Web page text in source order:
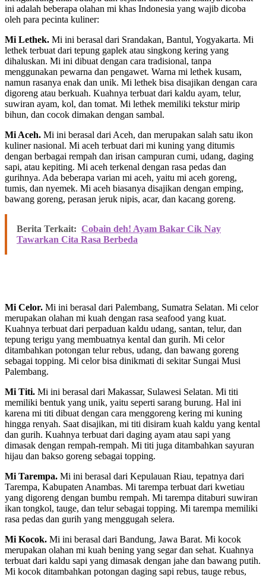
ini adalah beberapa olahan mi khas Indonesia yang wajib dicoba
oleh para pecinta kuliner:
Mi Lethek. Mi ini berasal dari Srandakan, Bantul, Yogyakarta. Mi
lethek terbuat dari tepung gaplek atau singkong kering yang
dihaluskan. Mi ini dibuat dengan cara tradisional, tanpa
menggunakan pewarna dan pengawet. Warna mi lethek kusam,
namun rasanya enak dan unik. Mi lethek bisa disajikan dengan cara
digoreng atau berkuah. Kuahnya terbuat dari kaldu ayam, telur,
suwiran ayam, kol, dan tomat. Mi lethek memiliki tekstur mirip
bihun, dan cocok dimakan dengan sambal.
Mi Aceh. Mi ini berasal dari Aceh, dan merupakan salah satu ikon
kuliner nasional. Mi aceh terbuat dari mi kuning yang ditumis
dengan berbagai rempah dan irisan campuran cumi, udang, daging
sapi, atau kepiting. Mi aceh terkenal dengan rasa pedas dan
gurihnya. Ada beberapa varian mi aceh, yaitu mi aceh goreng,
tumis, dan nyemek. Mi aceh biasanya disajikan dengan emping,
bawang goreng, perasan jeruk nipis, acar, dan kacang goreng.
Berita Terkait: Cobain deh! Ayam Bakar Cik Nay
Tawarkan Cita Rasa Berbeda
Mi Celor. Mi ini berasal dari Palembang, Sumatra Selatan. Mi celor
merupakan olahan mi kuah dengan rasa seafood yang kuat.
Kuahnya terbuat dari perpaduan kaldu udang, santan, telur, dan
tepung terigu yang membuatnya kental dan gurih. Mi celor
ditambahkan potongan telur rebus, udang, dan bawang goreng
sebagai topping. Mi celor bisa dinikmati di sekitar Sungai Musi
Palembang.
Mi Titi. Mi ini berasal dari Makassar, Sulawesi Selatan. Mi titi
memiliki bentuk yang unik, yaitu seperti sarang burung. Hal ini
karena mi titi dibuat dengan cara menggoreng kering mi kuning
hingga renyah. Saat disajikan, mi titi disiram kuah kaldu yang kental
dan gurih. Kuahnya terbuat dari daging ayam atau sapi yang
dimasak dengan rempah-rempah. Mi titi juga ditambahkan sayuran
hijau dan bakso goreng sebagai topping.
Mi Tarempa. Mi ini berasal dari Kepulauan Riau, tepatnya dari
Tarempa, Kabupaten Anambas. Mi tarempa terbuat dari kwetiau
yang digoreng dengan bumbu rempah. Mi tarempa ditaburi suwiran
ikan tongkol, tauge, dan telur sebagai topping. Mi tarempa memiliki
rasa pedas dan gurih yang menggugah selera.
Mi Kocok. Mi ini berasal dari Bandung, Jawa Barat. Mi kocok
merupakan olahan mi kuah bening yang segar dan sehat. Kuahnya
terbuat dari kaldu sapi yang dimasak dengan jahe dan bawang putih.
Mi kocok ditambahkan potongan daging sapi rebus, tauge rebus,